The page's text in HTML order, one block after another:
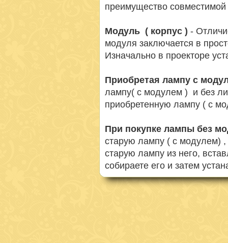
преимущество
Модуль ( корпус ) -
модуля заключается в
Изначально в проекторе
Приобретая лампу с
лампу( с модулем ) и без
приобретенную лампу ( с
При покупке лампы без
старую лампу ( с модулем) ,
старую лампу из него,
собираете его и затем